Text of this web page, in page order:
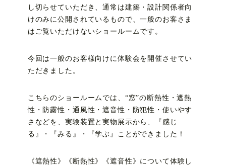
し切らせていただき、通常は建築・設計関係者向
けのみに公開されているもので、一般のお客さま
はご覧いただけないショールームです。
今回は一般のお客様向けに体験会を開催させてい
ただきました。
こちらのショールームでは、“窓”の断熱性・遮熱
性・防露性・通風性・遮音性・防犯性・使いやす
さなどを、実験装置と実物展示から、『感じ
る』・『みる』・『学ぶ』ことができました！
《遮熱性》《断熱性》《遮音性》について体験し